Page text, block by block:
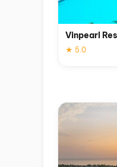
Vinpearl
★ 5.0